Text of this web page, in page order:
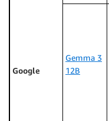
Google
Gemma 3
12B